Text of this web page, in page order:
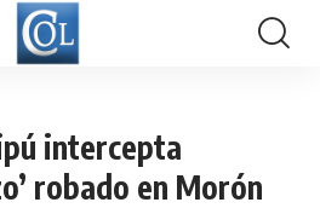
intercepta
robado en Morón